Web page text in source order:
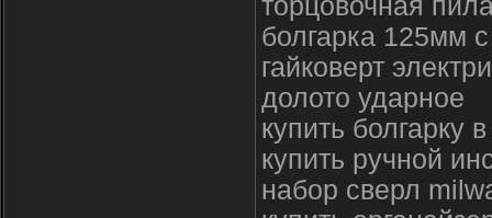
болгарка 125мм
гайковерт
долото ударное
купить болгарку
купить ручной
набор сверл